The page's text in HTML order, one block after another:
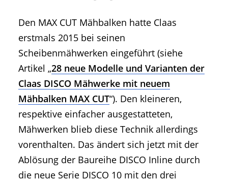
Den MAX CUT Mähbalken hatte Claas
erstmals 2015 bei seinen
Scheibenmähwerken eingeführt (siehe
Artikel „28 neue Modelle und Varianten der
Claas DISCO Mähwerke mit neuem
Mähbalken MAX CUT“). Den kleineren,
respektive einfacher ausgestatteten,
Mähwerken blieb diese Technik allerdings
vorenthalten. Das ändert sich jetzt mit der
Ablösung der Baureihe DISCO Inline durch
die neue Serie DISCO 10 mit den drei